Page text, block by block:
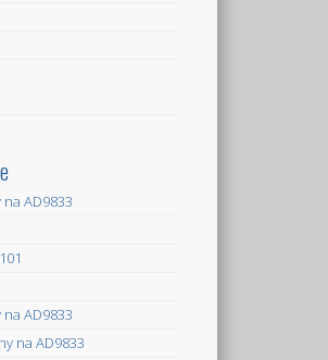
AD9833
AD9833
na AD9833